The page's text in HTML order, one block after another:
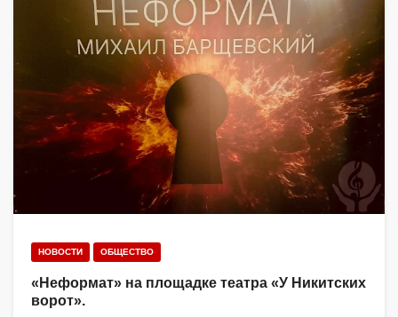
НОВОСТИ ОБЩЕСТВО
«Неформат» на площадке театра «У Никитских
ворот».